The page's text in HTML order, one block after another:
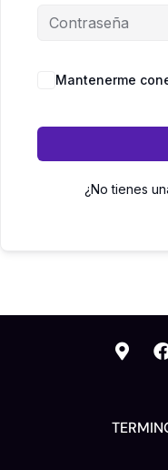
Mantenerme
¿No tienes